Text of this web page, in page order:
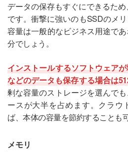
データの保存もすぐにできるた
です。衝撃に強いのもSSDのメ
容量は一般的なビジネス用途で
分でしょう。
インストールするソフトウェア
などのデータも保存する場合は
剰な容量のストレージを選んで
ースが大半を占めます。クラウ
ば、本体の容量を節約することも
メモリ